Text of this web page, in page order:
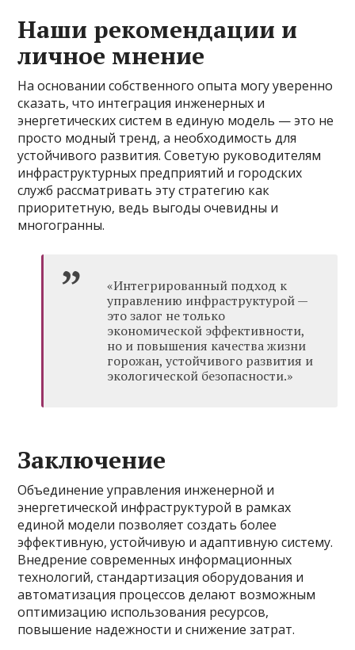
Наши рекомендации и
личное мнение
На основании собственного опыта могу уверенно
сказать, что интеграция инженерных и
энергетических систем в единую модель — это не
просто модный тренд, а необходимость для
устойчивого развития. Советую руководителям
инфраструктурных предприятий и городских
служб рассматривать эту стратегию как
приоритетную, ведь выгоды очевидны и
многогранны.
«Интегрированный подход к
управлению инфраструктурой —
это залог не только
экономической эффективности,
но и повышения качества жизни
горожан, устойчивого развития и
экологической безопасности.»
Заключение
Объединение управления инженерной и
энергетической инфраструктурой в рамках
единой модели позволяет создать более
эффективную, устойчивую и адаптивную систему.
Внедрение современных информационных
технологий, стандартизация оборудования и
автоматизация процессов делают возможным
оптимизацию использования ресурсов,
повышение надежности и снижение затрат.